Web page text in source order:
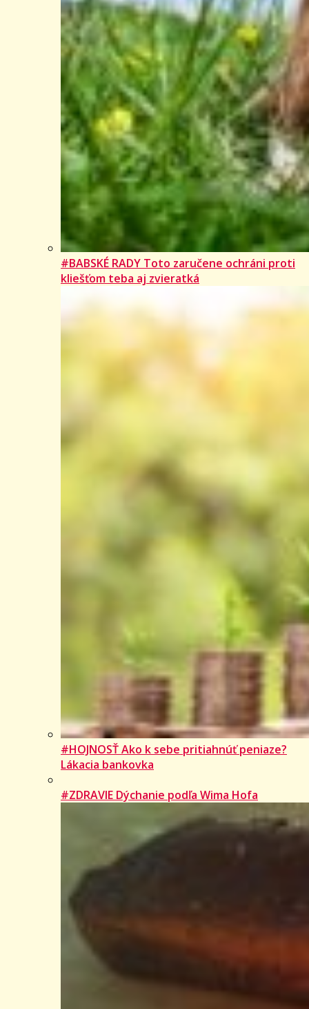
#BABSKÉ RADY Toto zaručene ochráni proti
kliešťom teba aj zvieratká
#HOJNOSŤ Ako k sebe pritiahnúť peniaze?
Lákacia bankovka
#ZDRAVIE Dýchanie podľa Wima Hofa